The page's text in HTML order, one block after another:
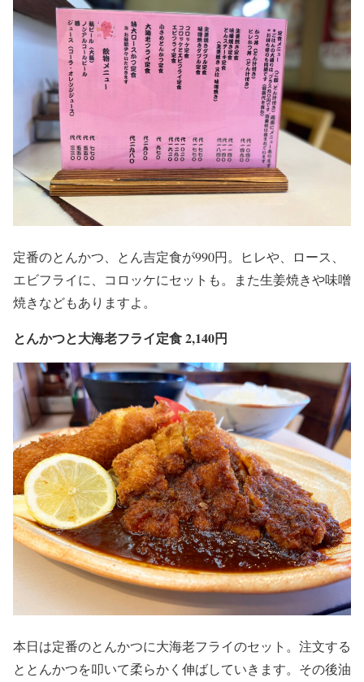
定番のとんかつ、とん吉定食が990円。ヒレや、ロース、
エビフライに、コロッケにセットも。また生姜焼きや味噌
焼きなどもありますよ。
とんかつと大海老フライ定食 2,140円
本日は定番のとんかつに大海老フライのセット。注文する
ととんかつを叩いて柔らかく伸ばしていきます。その後油